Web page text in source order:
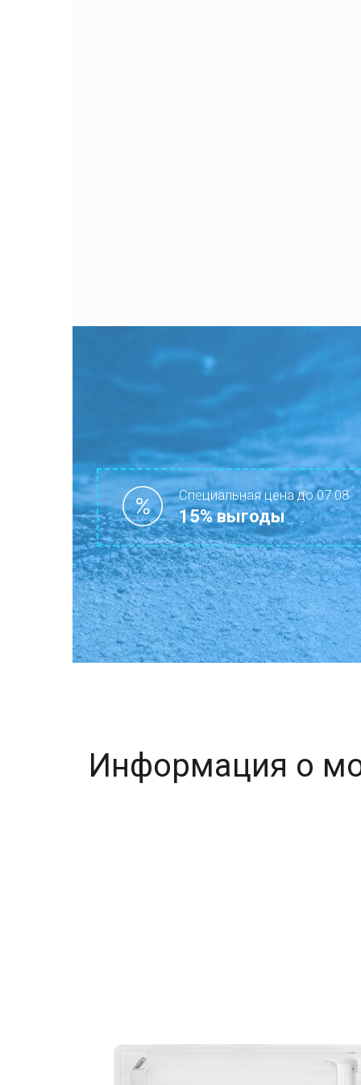
Специальная цена до 07.08
15% выгоды
Информация о